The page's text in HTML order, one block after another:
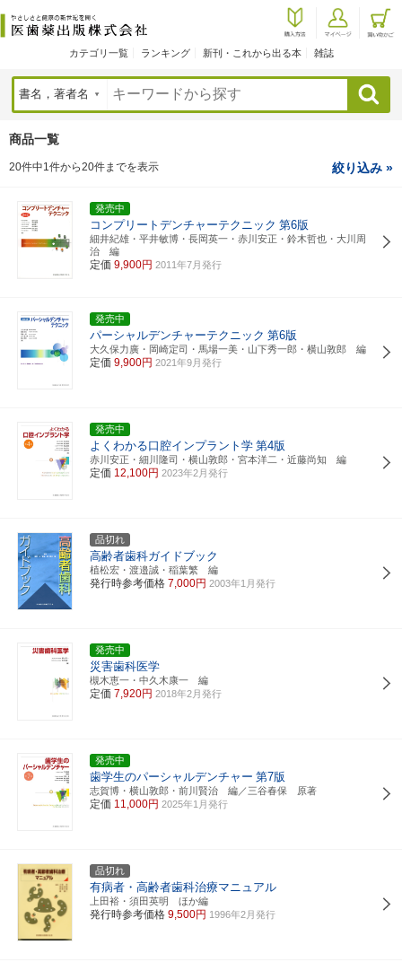
カテゴリ一覧 ランキング 新刊・これから出る本 雑誌
検索
商品一覧
20件中1件から20件までを表示 絞り込み »
発売中
コンプリートデンチャーテクニック 第6版
細井紀雄・平井敏博・長岡英一・赤川安正・鈴木哲也・大川周
治 編
定価 9,900円 2011年7月発行
発売中
パーシャルデンチャーテクニック 第6版
大久保力廣・岡崎定司・馬場一美・山下秀一郎・横山敦郎 編
定価 9,900円 2021年9月発行
発売中
よくわかる口腔インプラント学 第4版
赤川安正・細川隆司・横山敦郎・宮本洋二・近藤尚知 編
定価 12,100円 2023年2月発行
品切れ
高齢者歯科ガイドブック
植松宏・渡邉誠・稲葉繁 編
発行時参考価格 7,000円 2003年1月発行
発売中
災害歯科医学
槻木恵一・中久木康一 編
定価 7,920円 2018年2月発行
発売中
歯学生のパーシャルデンチャー 第7版
志賀博・横山敦郎・前川賢治 編／三谷春保 原著
定価 11,000円 2025年1月発行
品切れ
有病者・高齢者歯科治療マニュアル
上田裕・須田英明 ほか編
発行時参考価格 9,500円 1996年2月発行